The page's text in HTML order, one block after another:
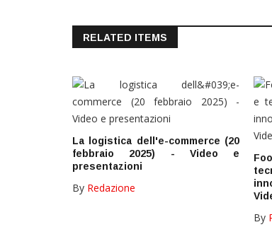
RELATED ITEMS
La logistica dell'e-commerce (20
febbraio 2025) - Video e
presentazioni
By Redazione
By